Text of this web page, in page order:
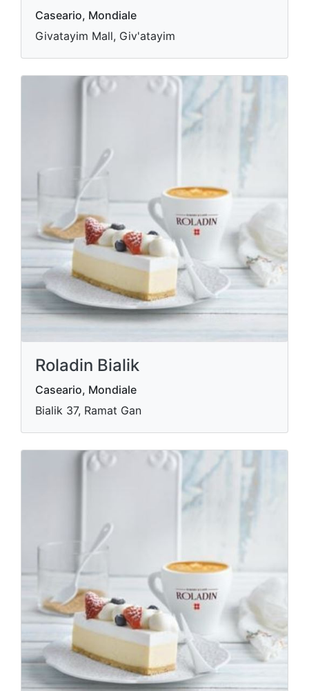
Caseario, Mondiale
Givatayim Mall, Giv'atayim
Roladin Bialik
Caseario, Mondiale
Bialik 37, Ramat Gan